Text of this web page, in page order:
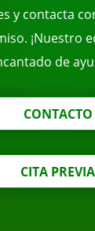
y contacta
¡Nuestro
de
CONTACTO
CITA PREVIA